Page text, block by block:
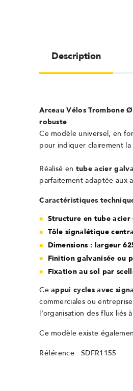
Description
Arceau Vélos Trombone
robuste
Ce modèle universel, en
pour indiquer clairement la
Réalisé en tube acier
parfaitement adaptée aux
Caractéristiques
Structure en tube acier
Tôle signalétique
Dimensions : largeur
Finition galvanisée ou
Fixation au sol par
Ceappui cycles avec
commerciales ou
l’organisation des flux liés
Ce modèle existe
Référence : SDFR1155